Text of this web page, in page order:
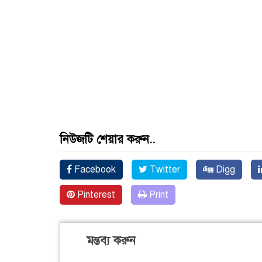
নিউজটি শেয়ার করুন..
Facebook Twitter Digg
Pinterest Print
মন্তব্য করুন